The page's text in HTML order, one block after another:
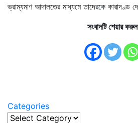
ভ্রাম্যমাণ আদালতের মাধ্যমে তাদেরকে কারাদণ্ড
সংবাদটি শেয়ার করুন
Categories
Categories